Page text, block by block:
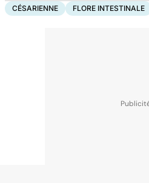
CÉSARIENNE FLORE INTESTINALE